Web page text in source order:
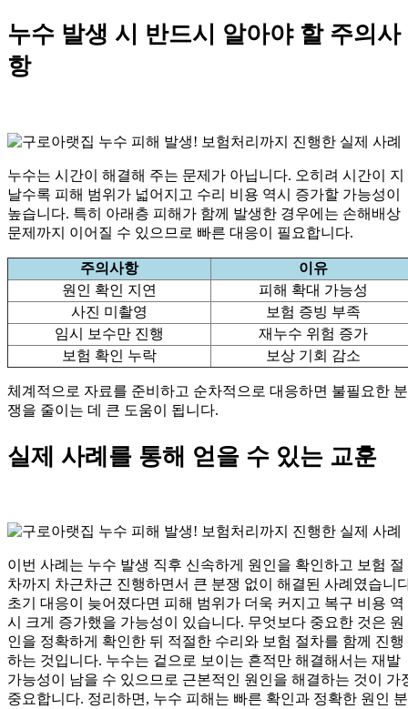
누수 발생 시 반드시 알아야 할 주의사
항
누수는 시간이 해결해 주는 문제가 아닙니다. 오히려 시간이 지
날수록 피해 범위가 넓어지고 수리 비용 역시 증가할 가능성이
높습니다. 특히 아래층 피해가 함께 발생한 경우에는 손해배상
문제까지 이어질 수 있으므로 빠른 대응이 필요합니다.
주의사항
이유
원인 확인 지연
피해 확대 가능성
사진 미촬영
보험 증빙 부족
임시 보수만 진행
재누수 위험 증가
보험 확인 누락
보상 기회 감소
체계적으로 자료를 준비하고 순차적으로 대응하면 불필요한 분
쟁을 줄이는 데 큰 도움이 됩니다.
실제 사례를 통해 얻을 수 있는 교훈
이번 사례는 누수 발생 직후 신속하게 원인을 확인하고 보험 절
차까지 차근차근 진행하면서 큰 분쟁 없이 해결된 사례였습니
초기 대응이 늦어졌다면 피해 범위가 더욱 커지고 복구 비용 역
시 크게 증가했을 가능성이 있습니다. 무엇보다 중요한 것은 원
인을 정확하게 확인한 뒤 적절한 수리와 보험 절차를 함께 진행
하는 것입니다. 누수는 겉으로 보이는 흔적만 해결해서는 재발
가능성이 남을 수 있으므로 근본적인 원인을 해결하는 것이 가
중요합니다. 정리하면, 누수 피해는 빠른 확인과 정확한 원인 분